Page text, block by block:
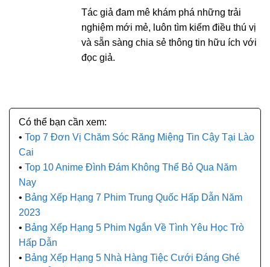
Tác giả đam mê khám phá những trải
nghiệm mới mẻ, luôn tìm kiếm điều thú vị
và sẵn sàng chia sẻ thông tin hữu ích với
đọc giả.
Top 7 Đơn Vị Chăm Sóc Răng Miệng Tin Cậy Tại Lào
Cai
Top 10 Anime Đình Đám Không Thể Bỏ Qua Năm
Nay
Bảng Xếp Hạng 7 Phim Trung Quốc Hấp Dẫn Năm
2023
Bảng Xếp Hạng 5 Phim Ngắn Về Tình Yêu Học Trò
Hấp Dẫn
Bảng Xếp Hạng 5 Nhà Hàng Tiệc Cưới Đáng Ghé